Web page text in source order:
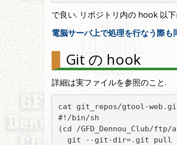
で良い. リポジトリ内の hook 以
電脳サーバ上で処理を行なう際も
Git の hook
詳細は実ファイルを参照のこと.
cat git_repos/gtool-
#!/bin/sh
(cd /GFD_Dennou_Club/
git --git-dir=.git pull